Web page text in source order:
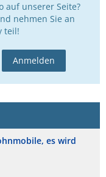
auf unserer Seite?
nehmen Sie an
teil!
Anmelden
es wird